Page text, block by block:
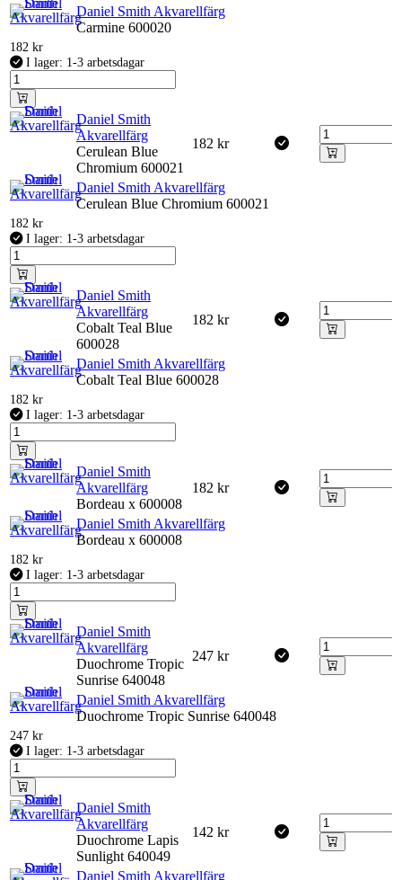
Daniel Smith Akvarellfärg
Carmine 600020
182 kr
I lager: 1-3 arbetsdagar
Daniel Smith
Akvarellfärg
Cerulean Blue
Chromium 600021
182 kr
Daniel Smith Akvarellfärg
Cerulean Blue Chromium 600021
182 kr
I lager: 1-3 arbetsdagar
Daniel Smith
Akvarellfärg
Cobalt Teal Blue
600028
182 kr
Daniel Smith Akvarellfärg
Cobalt Teal Blue 600028
182 kr
I lager: 1-3 arbetsdagar
Daniel Smith
Akvarellfärg
Bordeau x 600008
182 kr
Daniel Smith Akvarellfärg
Bordeau x 600008
182 kr
I lager: 1-3 arbetsdagar
Daniel Smith
Akvarellfärg
Duochrome Tropic
Sunrise 640048
247 kr
Daniel Smith Akvarellfärg
Duochrome Tropic Sunrise 640048
247 kr
I lager: 1-3 arbetsdagar
Daniel Smith
Akvarellfärg
Duochrome Lapis
Sunlight 640049
142 kr
Daniel Smith Akvarellfärg